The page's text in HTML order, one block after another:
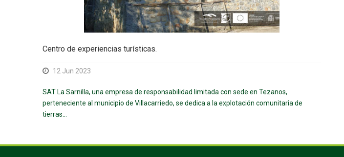
Centro de experiencias turísticas.
12 Jun 2023
SAT La Sarnilla, una empresa de responsabilidad limitada con sede en Tezanos,
perteneciente al municipio de Villacarriedo, se dedica a la explotación comunitaria de
tierras...